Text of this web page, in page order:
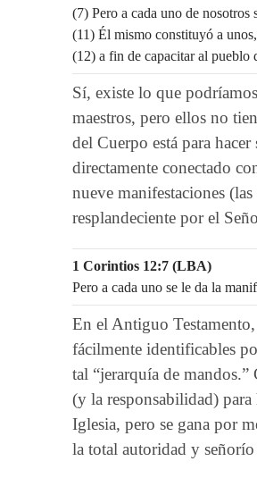
(7) Pero a cada uno de nosotros
(11) Él mismo constituyó a
(12) a fin de capacitar al pueblo
Sí, existe lo que
maestros, pero ellos no
del Cuerpo está para
directamente conectado
nueve manifestaciones
resplandeciente por el
1 Corintios 12:7 (LBA)
Pero a cada uno se le da la
En el Antiguo
fácilmente identificables
tal “jerarquía de
(y la responsabilidad)
Iglesia, pero se gana por
la total autoridad y señorío